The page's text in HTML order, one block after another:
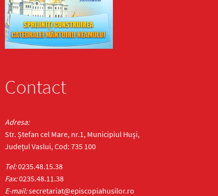
Contact
Adresa:
Str. Ștefan cel Mare, nr.1, Municipiul Huși,
Județul Vaslui, Cod: 735 100
Tel:0235.48.15.38
Fax:0235.48.11.38
E-mail:secretariat@episcopiahusilor.ro